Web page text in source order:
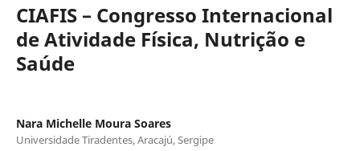
CIAFIS – Congresso Internacional
de Atividade Física, Nutrição e
Saúde
Nara Michelle Moura Soares
Universidade Tiradentes, Aracajú, Sergipe